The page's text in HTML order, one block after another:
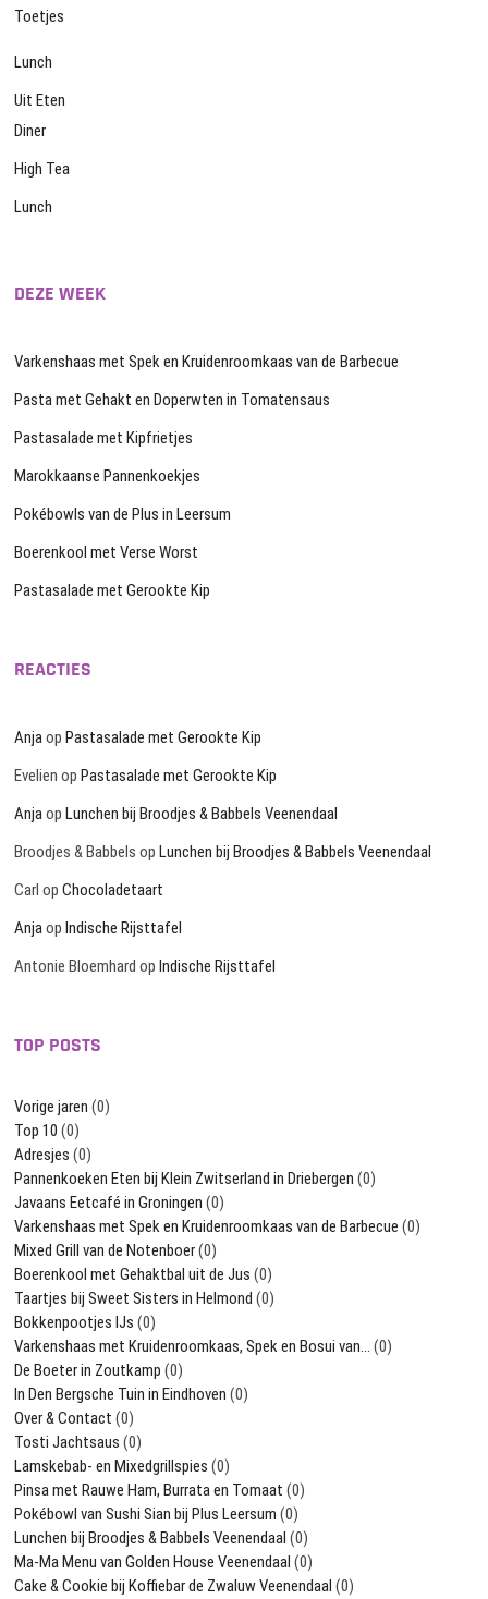
Toetjes
Lunch
Uit Eten
Diner
High Tea
Lunch
DEZE WEEK
Varkenshaas met Spek en Kruidenroomkaas van de Barbecue
Pasta met Gehakt en Doperwten in Tomatensaus
Pastasalade met Kipfrietjes
Marokkaanse Pannenkoekjes
Pokébowls van de Plus in Leersum
Boerenkool met Verse Worst
Pastasalade met Gerookte Kip
REACTIES
AnjaopPastasalade met Gerookte Kip
Evelien opPastasalade met Gerookte Kip
AnjaopLunchen bij Broodjes & Babbels Veenendaal
Broodjes & Babbels opLunchen bij Broodjes & Babbels Veenendaal
Carl opChocoladetaart
AnjaopIndische Rijsttafel
Antonie Bloemhard opIndische Rijsttafel
TOP POSTS
Vorige jaren (0)
Top 10 (0)
Adresjes (0)
Pannenkoeken Eten bij Klein Zwitserland in Driebergen (0)
Javaans Eetcafé in Groningen (0)
Varkenshaas met Spek en Kruidenroomkaas van de Barbecue (0)
Mixed Grill van de Notenboer(0)
Boerenkool met Gehaktbal uit de Jus (0)
Taartjes bij Sweet Sisters in Helmond (0)
Bokkenpootjes IJs (0)
Varkenshaas met Kruidenroomkaas, Spek en Bosui van… (0)
De Boeter in Zoutkamp (0)
In Den Bergsche Tuin in Eindhoven (0)
Over & Contact (0)
Tosti Jachtsaus (0)
Lamskebab- en Mixedgrillspies (0)
Pinsa met Rauwe Ham, Burrata en Tomaat (0)
Pokébowl van Sushi Sian bij Plus Leersum (0)
Lunchen bij Broodjes & Babbels Veenendaal (0)
Ma-Ma Menu van Golden House Veenendaal (0)
Cake & Cookie bij Koffiebar de Zwaluw Veenendaal (0)